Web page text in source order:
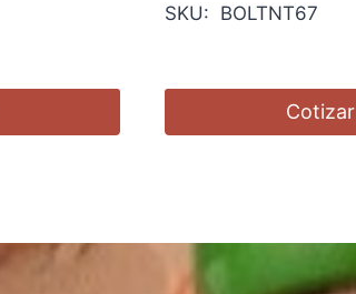
SKU: BOLTNT67
Cotizar